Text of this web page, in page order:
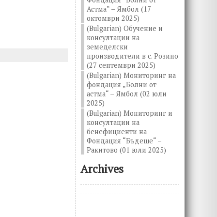
Астма” – Ямбол (17
октомври 2025)
(Bulgarian) Обучение и
консултации на
земеделски
производители в с. Розино
(27 септември 2025)
(Bulgarian) Мониторинг на
фондация „Болни от
астма“ – Ямбол (02 юли
2025)
(Bulgarian) Мониторинг и
консултации на
бенефициенти на
Фондация “Бъдеще“ –
Ракитово (01 юли 2025)
Archives